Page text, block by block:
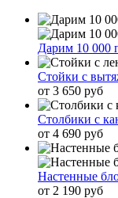
Дарим 10 000
Стойки с
от 3 650 руб
Столбики с
от 4 690 руб
Настенные
от 2 190 руб